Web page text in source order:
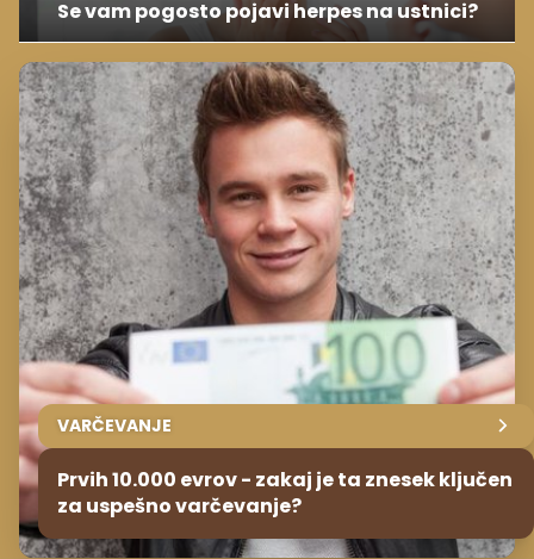
Se vam pogosto pojavi herpes na ustnici?
VARČEVANJE
Prvih 10.000 evrov - zakaj je ta znesek ključen
za uspešno varčevanje?